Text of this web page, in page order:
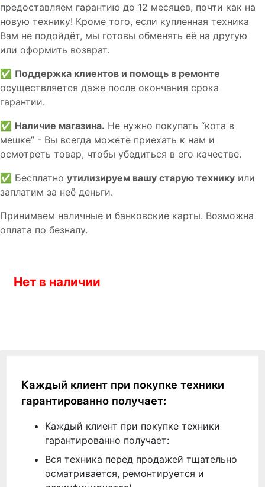
предоставляем гарантию до 12 месяцев, почти как на
новую технику! Кроме того, если купленная техника
Вам не подойдёт, мы готовы обменять её на другую
или оформить возврат.
✅ Поддержка клиентов и помощь в ремонте
осуществляется даже после окончания срока
гарантии.
✅ Наличие магазина. Не нужно покупать “кота в
мешке” - Вы всегда можете приехать к нам и
осмотреть товар, чтобы убедиться в его качестве.
✅ Бесплатно утилизируем вашу старую технику или
заплатим за неё деньги.
Принимаем наличные и банковские карты. Возможна
оплата по безналу.
Нет в наличии
Каждый клиент при покупке техники
гарантированно получает:
Каждый клиент при покупке техники
гарантированно получает:
Вся техника перед продажей тщательно
осматривается, ремонтируется и